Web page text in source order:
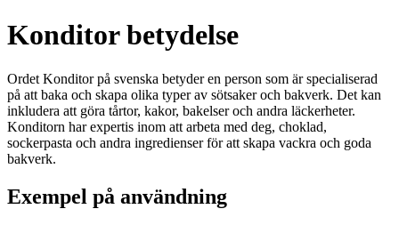
Konditor betydelse
Ordet Konditor på svenska betyder en person som är specialiserad
på att baka och skapa olika typer av sötsaker och bakverk. Det kan
inkludera att göra tårtor, kakor, bakelser och andra läckerheter.
Konditorn har expertis inom att arbeta med deg, choklad,
sockerpasta och andra ingredienser för att skapa vackra och goda
bakverk.
Exempel på användning